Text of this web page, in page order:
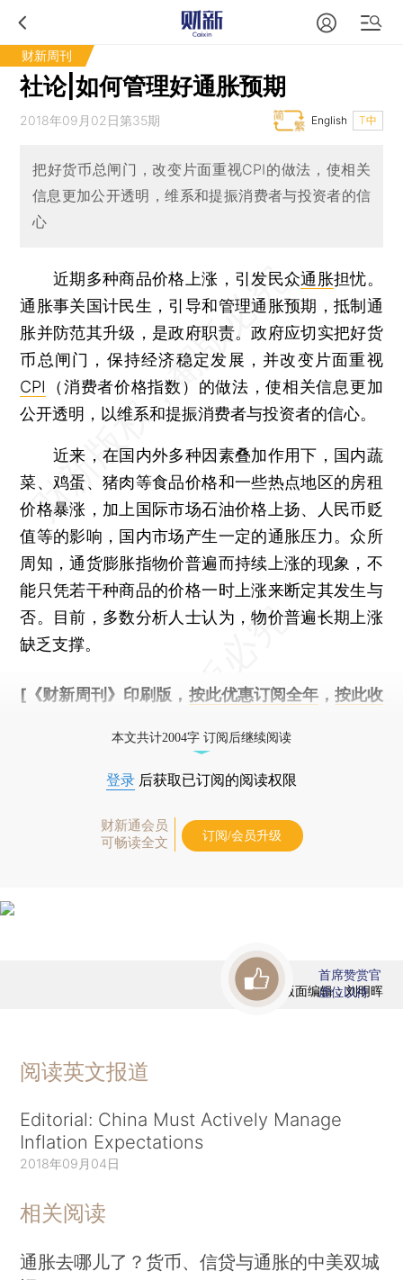
财新周刊
社论|如何管理好通胀预期
2018年09月02日第35期 T中
English
把好货币总闸门，改变片面重视CPI的做法，使相关
信息更加公开透明，维系和提振消费者与投资者的信
心
近期多种商品价格上涨，引发民众通胀担忧。
通胀事关国计民生，引导和管理通胀预期，抵制通
胀并防范其升级，是政府职责。政府应切实把好货
币总闸门，保持经济稳定发展，并改变片面重视
CPI
（消费者价格指数）的做法，使相关信息更加
公开透明，以维系和提振消费者与投资者的信心。
近来，在国内外多种因素叠加作用下，国内蔬
菜、鸡蛋、猪肉等食品价格和一些热点地区的房租
价格暴涨，加上国际市场石油价格上扬、人民币贬
值等的影响，国内市场产生一定的通胀压力。众所
周知，通货膨胀指物价普遍而持续上涨的现象，不
能只凭若干种商品的价格一时上涨来断定其发生与
否。目前，多数分析人士认为，物价普遍长期上涨
缺乏支撑。
[《财新周刊》印刷版， 按此优惠订阅全年， 按此收
本文共计2004字 订阅后继续阅读
登录 后获取已订阅的阅读权限
财新通会员
可畅读全文
订阅/会员升级
版面编辑：刘明晖
首席赞赏官
虚位以待
阅读英文报道
Editorial: China Must Actively Manage
Inflation Expectations
2018年09月04日
相关阅读
通胀去哪儿了？货币、信贷与通胀的中美双城